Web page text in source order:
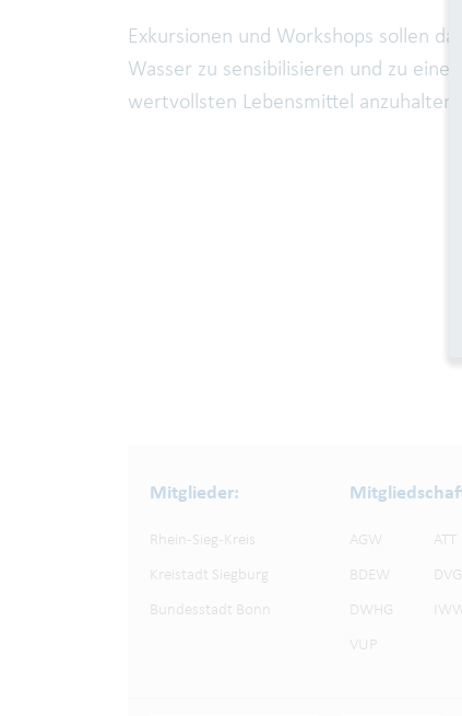
Exkursionen und Workshops sollen
Wasser zu sensibilisieren und zu
wertvollsten Lebensmittel anzuhalten.
Mitglieder:
Rhein-Sieg-Kreis
Kreistadt Siegburg
Bundesstadt Bonn
AGW ATT
BDEW
DWHG
VUP